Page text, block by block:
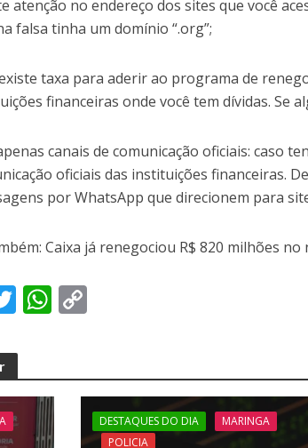
atenção no endereço dos sites que você
falsa tinha um domínio “.org”;
taxa para aderir ao programa de
financeiras onde você tem dívidas. Se
canais de comunicação oficiais: caso
oficiais das instituições financeiras.
por WhatsApp que direcionem para
Caixa já renegociou R$ 820 milhões
T
itt
er
W
s
A
y
LiDESTAQUES DO DIA
MARINGA
POLICIA